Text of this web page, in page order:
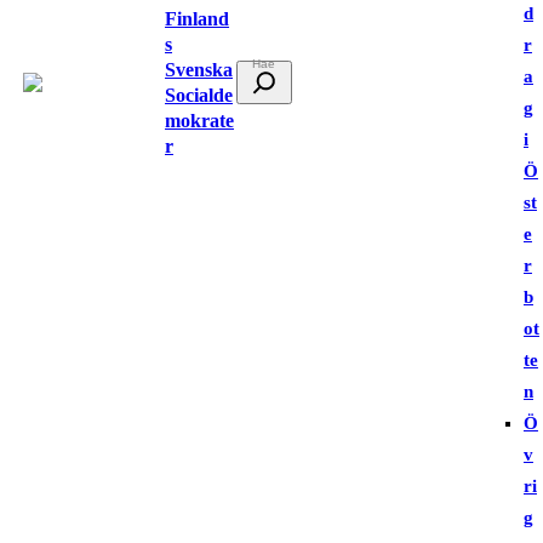
Finland
s
Svenska
Socialde
mokrate
r
ö
d
r
a
g
i
Ö
st
e
r
b
ot
te
n
Ö
v
ri
g